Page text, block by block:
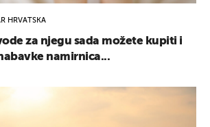
HRVATSKA
za njegu sada možete kupiti i
namirnica...